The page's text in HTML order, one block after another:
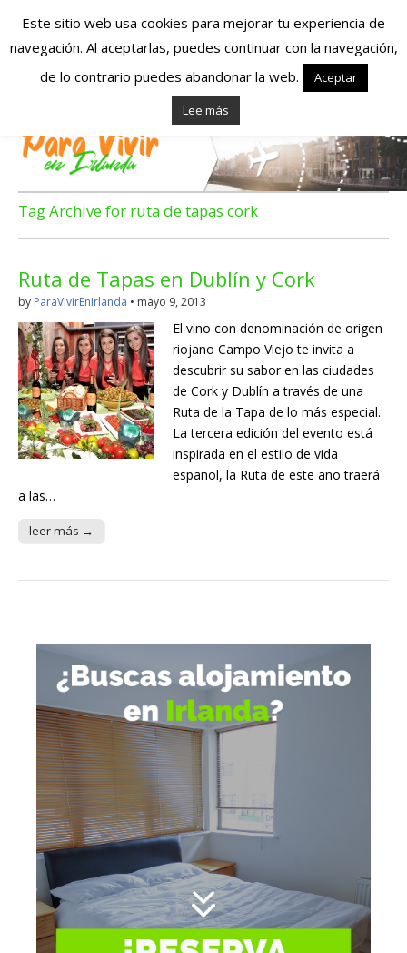
Españoles en
Irlanda – Vivir en
Irlanda – Trabajo
en Irlanda –
Alojamiento en
Irlanda
Blog dedicado a los que viven, estudian y trabajan en
Irlanda!
Tag Archive for ruta de tapas cork
Ruta de Tapas en Dublín y Cork
by ParaVivirEnIrlanda • mayo 9, 2013
El vino con denominación de origen
riojano Campo Viejo te invita a
descubrir su sabor en las ciudades
de Cork y Dublín a través de una
Ruta de la Tapa de lo más especial.
La tercera edición del evento está
inspirada en el estilo de vida
español, la Ruta de este año traerá
a las…
leer más →
Este sitio web usa cookies para mejorar tu experiencia de
navegación. Al aceptarlas, puedes continuar con la navegación,
de lo contrario puedes abandonar la web.
Aceptar
Lee más